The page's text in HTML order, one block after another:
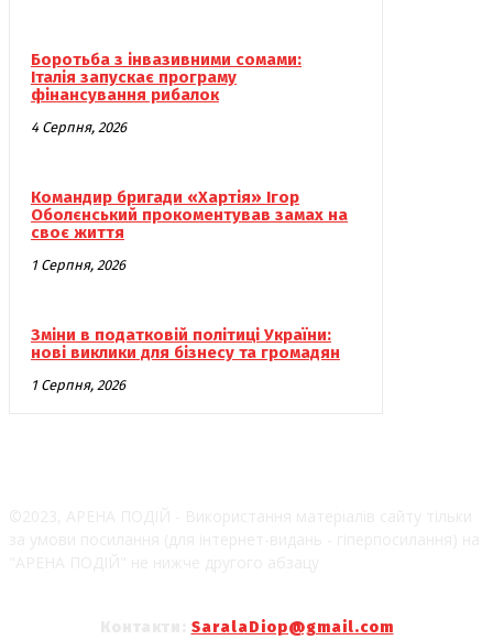
Боротьба з інвазивними сомами:
Італія запускає програму
фінансування рибалок
4 Серпня, 2026
Командир бригади «Хартія» Ігор
Оболєнський прокоментував замах на
своє життя
1 Серпня, 2026
Зміни в податковій політиці України:
нові виклики для бізнесу та громадян
1 Серпня, 2026
SaralaDiop@gmail.com